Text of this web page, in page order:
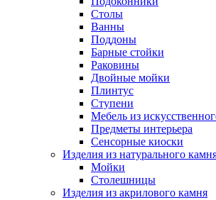
Столы
Ванны
Поддоны
Барные стойки
Раковины
Двойные мойки
Плинтус
Ступени
Мебель из
Предметы интерьера
Сенсорные киоски
Изделия из натурального
Мойки
Столешницы
Изделия из акрилового камня